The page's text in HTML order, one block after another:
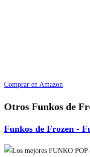
Comprar en Amazon
Otros Funkos de
Funkos de Frozen -